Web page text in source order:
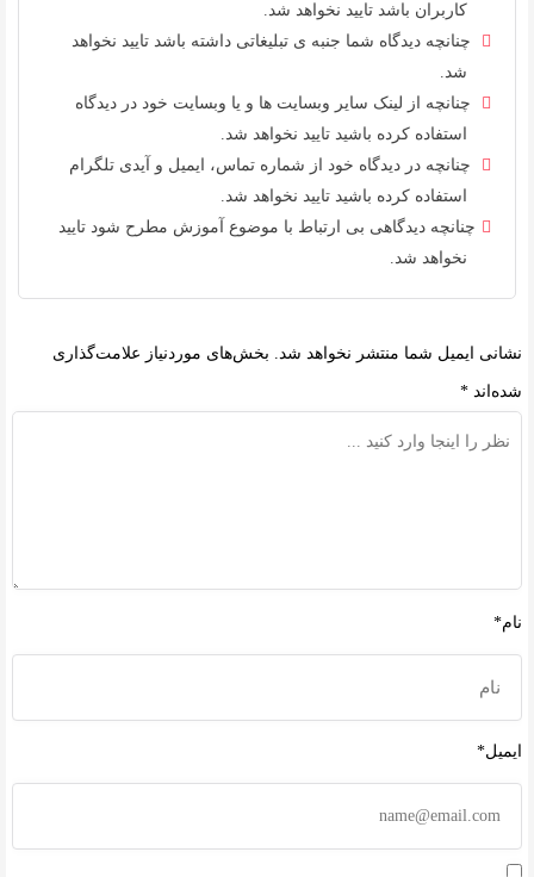
کاربران باشد تایید نخواهد شد.
چنانچه دیدگاه شما جنبه ی تبلیغاتی داشته باشد تایید نخواهد
شد.
چنانچه از لینک سایر وبسایت ها و یا وبسایت خود در دیدگاه
استفاده کرده باشید تایید نخواهد شد.
چنانچه در دیدگاه خود از شماره تماس، ایمیل و آیدی تلگرام
استفاده کرده باشید تایید نخواهد شد.
چنانچه دیدگاهی بی ارتباط با موضوع آموزش مطرح شود تایید
نخواهد شد.
نشانی ایمیل شما منتشر نخواهد شد. بخش‌های موردنیاز علامت‌گذاری
شده‌اند *
نام*
ایمیل*